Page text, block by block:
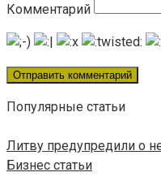
Комментарий
Популярные статьи
Литву предупредили о
Бизнес статьи